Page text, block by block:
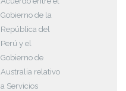
Gobierno de la
República del
Perú y el
Gobierno de
Australia relativo
a Servicios